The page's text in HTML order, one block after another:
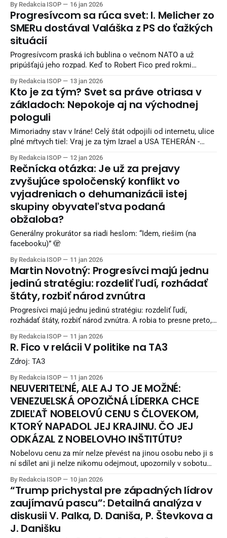
(STVR): Matúš Šutaj Eštok (Hlas), Ivan Korčok (PS) Zdroj:
TASR/Denník N
By Redakcia ISOP 16 jan 2026
Progresívcom sa rúca svet: I. Melicher zo
SMERu dostával Valáška z PS do ťažkých
situácií
Progresívcom praská ich bublina o večnom NATO a už
pripúšťajú jeho rozpad. Keď to Robert Fico pred rokmi
Dnes vidíme, že ich zmysel pre realitu bol a je na bode
mrazu. 0:00 /1:10 1× Pozrite, ako poslanec Valášek
By Redakcia ISOP 13 jan 2026
Kto je za tým? Svet sa práve otriasa v
základoch: Nepokoje aj na východnej
pologuli
Mimoriadny stav v Iráne! Celý štát odpojili od internetu, ulice
plné mŕtvych tiel: Vraj je za tým Izrael a USA TEHERÁN -
uviedol, že v súvislosti s rozsiahlymi protestami v islamskej
republike je situácia úplne pod kontrolou. Pripojenie na
internet bude podľa neho
By Redakcia ISOP 12 jan 2026
Rečnícka otázka: Je už za prejavy
zvyšujúce spoločenský konflikt vo
vyjadreniach o dehumanizácii istej
skupiny obyvateľstva podaná
obžaloba?
Generálny prokurátor sa riadi heslom: “Idem, riešim (na
facebooku)” 🫣
By Redakcia ISOP 11 jan 2026
Martin Novotný: Progresívci majú jednu
jedinú stratégiu: rozdeliť ľudí, rozhádať
štáty, rozbiť národ zvnútra
Progresívci majú jednu jedinú stratégiu: rozdeliť ľudí,
rozhádať štáty, rozbiť národ zvnútra. A robia to presne preto,
viac oni rastú. A priznajme si. Dnes to vidíme všade a našimi
hádkami im v tom pomáhame. Česi pod Fialom prerušia
kontakty
By Redakcia ISOP 11 jan 2026
R. Fico v relácii V politike na TA3
Zdroj: TA3
By Redakcia ISOP 11 jan 2026
NEUVERITEĽNÉ, ALE AJ TO JE MOŽNÉ:
VENEZUELSKÁ OPOZIČNÁ LÍDERKA CHCE
ZDIEĽAŤ NOBELOVÚ CENU S ČLOVEKOM,
KTORÝ NAPADOL JEJ KRAJINU. ČO JEJ
ODKÁZAL Z NOBELOVHO INŠTITÚTU?
Nobelovu cenu za mír nelze převést na jinou osobu nebo ji s
ní sdílet ani ji nelze nikomu odejmout, upozornily v sobotu
souvislosti se záměrem loni oceněné venezuelské opoziční
lídryně Maríe Coriny Machadové přenechat cenu americkému
prezidentovi Donaldu Trumpovi. Nobelovu
By Redakcia ISOP 10 jan 2026
“Trump prichystal pre západných lídrov
zaujímavú pascu”: Detailná analýza v
diskusii V. Palka, D. Daniša, P. Števkova a
J. Danišku